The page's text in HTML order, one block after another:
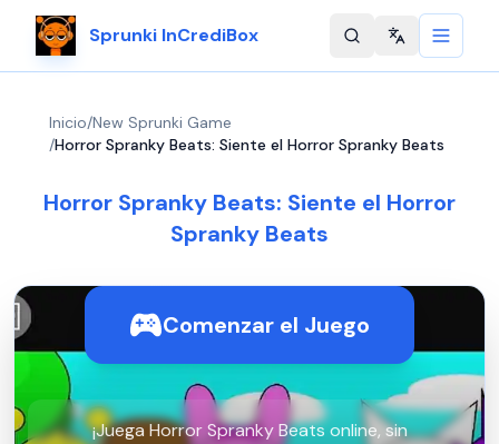
Sprunki InCrediBox Change
Inicio/New Sprunki Game
/Horror Spranky Beats: Siente el Horror Spranky Beats
Horror Spranky Beats: Siente el Horror
Spranky Beats
Comenzar el Juego
¡Juega Horror Spranky Beats online, sin